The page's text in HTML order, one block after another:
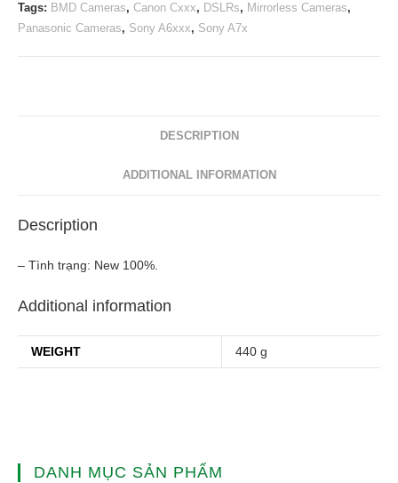
Arm
C2781
Tags: BMD Cameras, Canon Cxxx, DSLRs, Mirrorless Cameras,
Panasonic Cameras, Sony A6xxx, Sony A7x
DESCRIPTION
ADDITIONAL INFORMATION
Description
– Tình trạng: New 100%.
Additional information
WEIGHT 440 g
DANH MỤC SẢN PHẨM